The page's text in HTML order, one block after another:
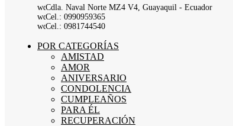
Cdla. Naval Norte MZ4 V4, Guayaquil - Ecuador
Cel.: 0990959365
Cel.: 0981744540
POR CATEGORÍAS
AMISTAD
AMOR
ANIVERSARIO
CONDOLENCIA
CUMPLEAÑOS
PARA ÉL
RECUPERACIÓN